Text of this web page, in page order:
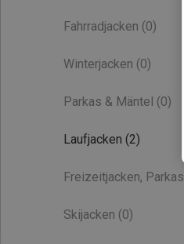
Fahrradjacken (0)
Winterjacken (0)
Parkas & Mäntel (0)
Laufjacken (2)
Freizeitjacken, Parkas
Skijacken (0)